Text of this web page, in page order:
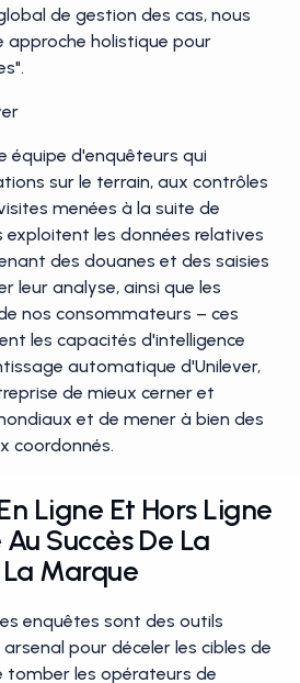
de gestion des cas, nous
holistique pour
équipe d'enquêteurs qui
sur le terrain, aux contrôles
menées à la suite de
exploitent les données relatives
des douanes et des saisies
leur analyse, ainsi que les
nos consommateurs – ces
les capacités d'intelligence
automatique d'Unilever,
de mieux cerner et
et de mener à bien des
coordonnés.
Ligne Et Hors Ligne
Succès De La
Marque
enquêtes sont des outils
pour déceler les cibles de
tomber les opérateurs de